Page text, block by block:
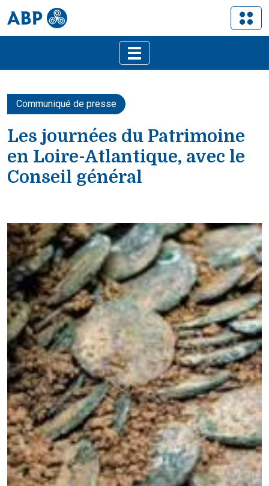
Communiqué de presse
Les journées du Patrimoine
en Loire-Atlantique, avec le
Conseil général